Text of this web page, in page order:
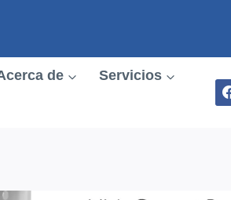
de Servicios